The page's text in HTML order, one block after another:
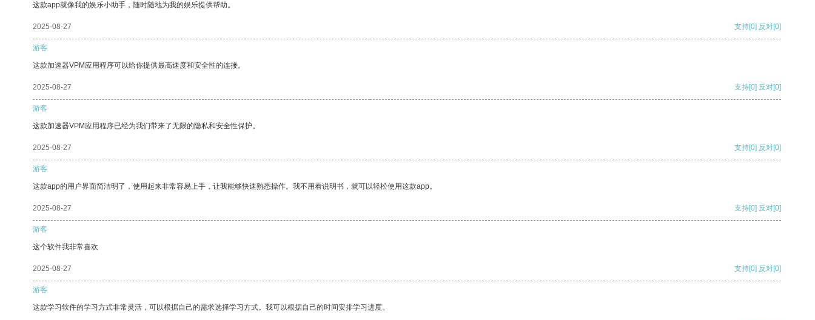
这款app就像我的娱乐小助手，随时随地为我的娱乐提供帮助。
2025-08-27 支持[0] 反对[0]
游客
这款加速器VPM应用程序可以给你提供最高速度和安全性的连接。
2025-08-27 支持[0] 反对[0]
游客
这款加速器VPM应用程序已经为我们带来了无限的隐私和安全性保护。
2025-08-27 支持[0] 反对[0]
游客
这款app的用户界面简洁明了，使用起来非常容易上手，让我能够快速熟悉操作。我不用看说明书，就可以轻松使用这款app。
2025-08-27 支持[0] 反对[0]
游客
这个软件我非常喜欢
2025-08-27 支持[0] 反对[0]
游客
这款学习软件的学习方式非常灵活，可以根据自己的需求选择学习方式。我可以根据自己的时间安排学习进度。